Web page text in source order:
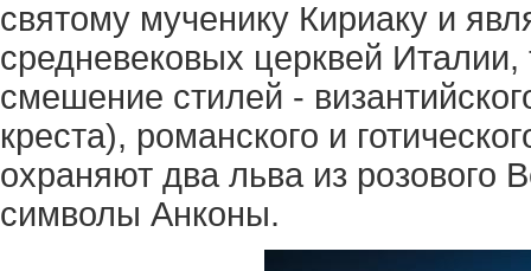
святому мученику Кириаку и
средневековых церквей Италии,
смешение стилей -
креста), романского и
охраняют два льва из розового
символы Анконы.